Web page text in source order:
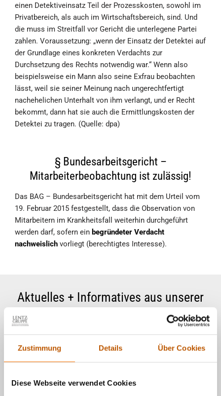
Zustimmung Details Über Cookies
Diese Webseite verwendet Cookies
einen Detektiveinsatz Teil der Prozesskosten, sowohl im
Privatbereich, als auch im Wirtschaftsbereich, sind. Und
die muss im Streitfall vor Gericht die unterlegene Partei
zahlen. Voraussetzung: „wenn der Einsatz der Detektei auf
der Grundlage eines konkreten Verdachts zur
Durchsetzung des Rechts notwendig war.“ Wenn also
beispielsweise ein Mann also seine Exfrau beobachten
lässt, weil sie seiner Meinung nach ungerechtfertigt
nachehelichen Unterhalt von ihm verlangt, und er Recht
bekommt, dann hat sie auch die Ermittlungskosten der
Detektei zu tragen. (Quelle: dpa)
§ Bundesarbeitsgericht –
Mitarbeiterbeobachtung ist zulässig!
Das BAG – Bundesarbeitsgericht hat mit dem Urteil vom
19. Februar 2015 festgestellt, dass die Observation von
Mitarbeitern im Krankheitsfall weiterhin durchgeführt
werden darf, sofern ein begründeter Verdacht
nachweislich vorliegt (berechtigtes Interesse).